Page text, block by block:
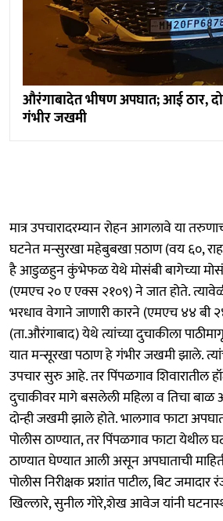
औरंगाबादेत भीषण अपघात; आई ठार,
गंभीर जखमी
मात्र उपचारादरम्यान रोहन आगलावे या
घटनेत मन्सुरखा महेबुबखा प़ठाण (वय ६०,
है आडुळहुन कुंभेफळ येथे मोसंबी बागेच्या
(एमएच २० ए एक्स २१०९) ने जात होते.
भरधाव वेगाने जाणारी कारने (एमएच ४४ बी
(ता.औरंगाबाद) येथे त्यांच्या दुचाकीला
यात मन्सूरखा पठाण हे गंभीर जखमी झाले.
उपचार सुरु आहे. तर पिंपळगाव शिवारातील
दुचाकीवर मागे बसलेली महिला व तिचा
दोन्ही जखमी झाले होते. भालगाव फाटा
पोलीस ठाण्यात, तर पिंपळगाव फाटा येथील
ठाण्यात घेण्यात आली असून अपघाताची
पोलीस निरीक्षक प्रशांत पाटील, बिट जमादार
खिल्लारे, सुनील गोरे,शेख आवेज यांनी